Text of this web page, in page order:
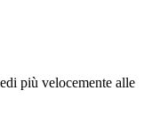
più velocemente alle